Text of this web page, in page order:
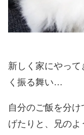
新しく家にやっ
く振る舞い…
自分のご飯を分
げたりと、兄のよ